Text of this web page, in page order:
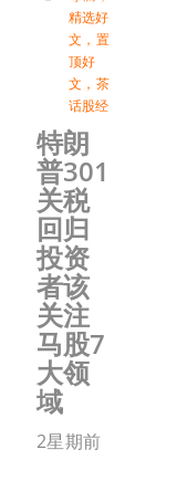
精选好
文 ， 置
顶好
文 ， 茶
话股经
特朗
普301
关税
回归
投资
者该
关注
马股7
大领
域
2星期前